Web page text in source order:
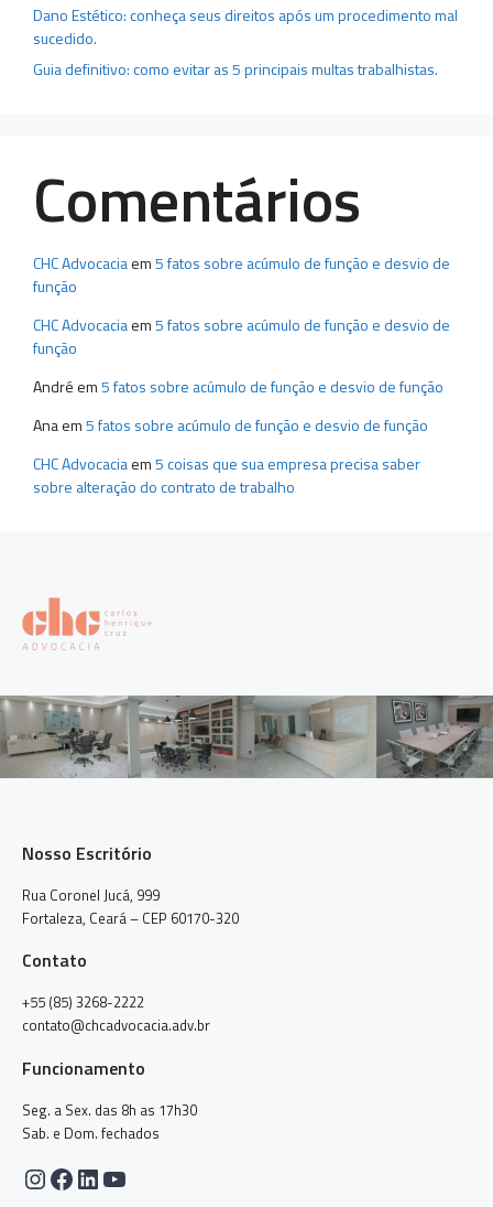
Dano Estético: conheça seus direitos após um procedimento mal
sucedido.
Guia definitivo: como evitar as 5 principais multas trabalhistas.
Comentários
CHC Advocaciaem5 fatos sobre acúmulo de função e desvio de
função
CHC Advocaciaem5 fatos sobre acúmulo de função e desvio de
função
André em5 fatos sobre acúmulo de função e desvio de função
Anaem5 fatos sobre acúmulo de função e desvio de função
CHC Advocaciaem5 coisas que sua empresa precisa saber
sobre alteração do contrato de trabalho
Nosso Escritório
Rua Coronel Jucá, 999
Fortaleza, Ceará – CEP 60170-320
Contato
+55 (85) 3268-2222
contato@chcadvocacia.adv.br
Funcionamento
Seg. a Sex. das 8h as 17h30
Sab. e Dom. fechados
Instagram
Facebook
LinkedIn
Youtube